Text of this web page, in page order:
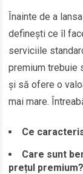
Înainte de a
definești ce îl
serviciile
premium trebuie
și să ofere o
mai mare.
Ce
Care sunt
prețul premium?